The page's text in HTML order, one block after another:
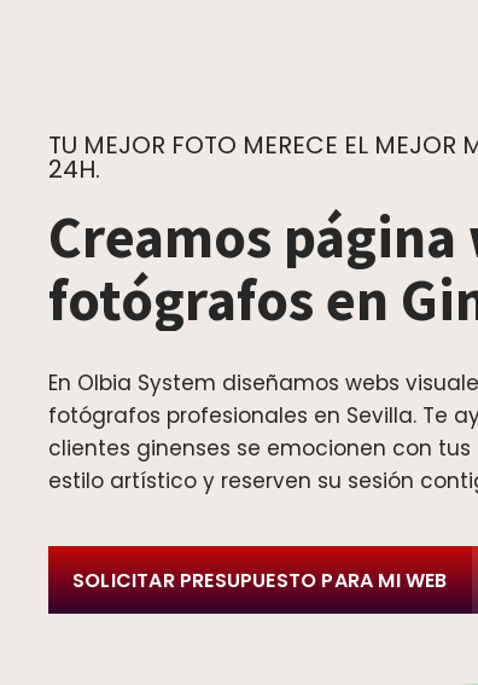
TU MEJOR FOTO MERECE EL MEJOR
24H.
Creamos página
fotógrafos en
En Olbia System diseñamos webs
fotógrafos profesionales en Sevilla. Te
clientes ginenses se emocionen con
estilo artístico y reserven su sesión
SOLICITAR PRESUPUESTO PARA MI WEB